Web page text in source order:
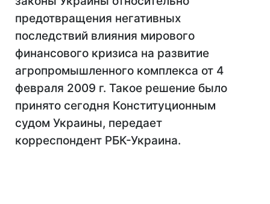
предотвращения негативных
последствий влияния мирового
финансового кризиса на развитие
агропромышленного комплекса от 4
февраля 2009 г. Такое решение было
принято сегодня Конституционным
судом Украины, передает
корреспондент РБК-Украина.